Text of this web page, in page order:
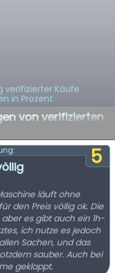
verifizierter Käufe
in Prozent
von verifizierten
5
läuft ohne
den Preis völlig ok. Die
es gibt auch ein 1h-
ich nutze es jedoch
Sachen, und das
sauber. Auch bei
geklappt.